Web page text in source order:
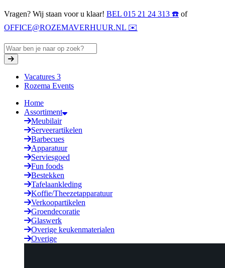
Vragen? Wij staan voor u klaar! BEL 015 21 24 313 ☎️ of
OFFICE@ROZEMAVERHUUR.NL ✉️
Vacatures 3
Rozema Events
Home
Assortiment
Meubilair
Serveerartikelen
Barbecues
Apparatuur
Serviesgoed
Fun foods
Bestekken
Tafelaankleding
Koffie/Theezetapparatuur
Verkoopartikelen
Groendecoratie
Glaswerk
Overige keukenmaterialen
Overige